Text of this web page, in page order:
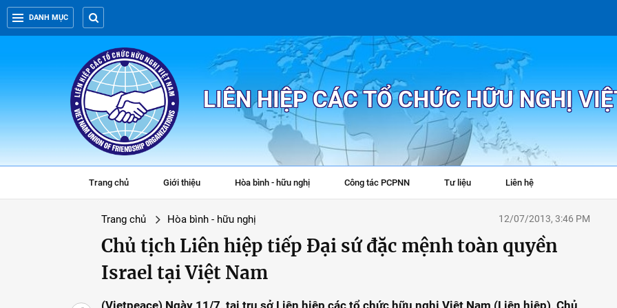
DANH MỤC
LIÊN HIỆP CÁC TỔ CHỨC HỮU NGHỊ
Trang chủ Giới thiệu Hòa bình - hữu nghị Công tác PCPNN Tư liệu Liên hệ
Trang chủ Hòa bình - hữu nghị 12/07/2013, 3:46 PM
Chủ tịch Liên hiệp tiếp Đại sứ đặc mệnh toàn quyền
Israel tại Việt Nam
(Vietpeace) Ngày 11/7, tại trụ sở Liên hiệp các tổ chức hữu nghị Việt Nam (Liên hiệp), Chủ